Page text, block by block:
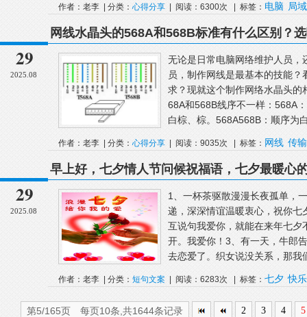
作者：老李 | 分类： 心得分享 | 阅读：6300次 | 标签： 电脑 局
29
2025.08
网线水晶头的568A和568B标准有什么区别？
什么？
无论是日常电脑网络维护人员
员，制作网线是最基本的技能
求？现就这个制作网络水晶头
68A和568B线序不一样：568A
白棕、棕。568A568B：顺序为
作者：老李 | 分类： 心得分享 | 阅读：9035次 | 标签： 网线 传输
29
2025.08
早上好，七夕情人节问候祝福语，七夕最暖心
1、一杯茶驱散漫漫长夜孤单，
递，深深情谊温暖衷心，祝你
互说句我爱你，就能在来年七
开。我爱你！3、有一天，牛郎
去恋爱了。织女说没关系，
作者：老李 | 分类： 短句文案 | 阅读：6283次 | 标签： 七夕 快乐
第5/165页 每页10条,共1644条记录 2 3 4 5